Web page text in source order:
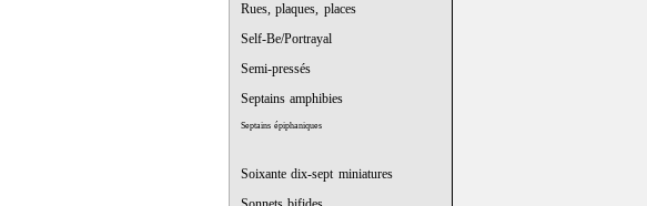
Rues, plaques, places
Self-Be/Portrayal
Semi-pressés
Septains amphibies
Septains épiphaniques
Soixante dix-sept miniatures